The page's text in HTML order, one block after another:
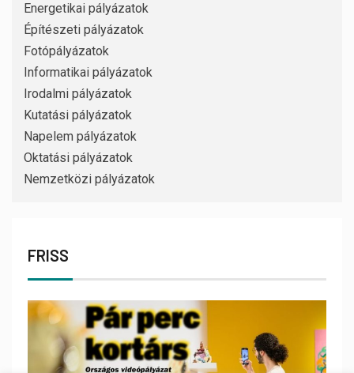
Energetikai pályázatok
Építészeti pályázatok
Fotópályázatok
Informatikai pályázatok
Irodalmi pályázatok
Kutatási pályázatok
Napelem pályázatok
Oktatási pályázatok
Nemzetközi pályázatok
FRISS